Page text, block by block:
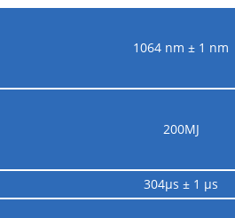
1064 nm ± 1 nm
200MJ
304µs ± 1 µs